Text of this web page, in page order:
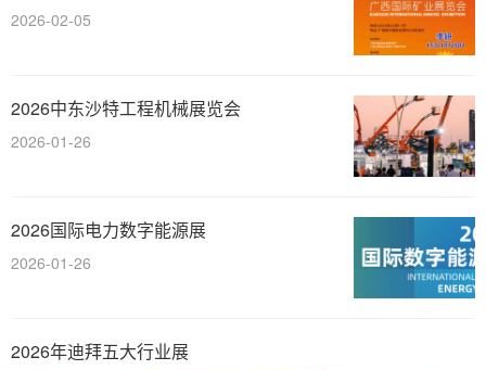
2026-02-05
2026中东沙特工程机械展览会
2026-01-26
2026国际电力数字能源展
2026-01-26
2026年迪拜五大行业展